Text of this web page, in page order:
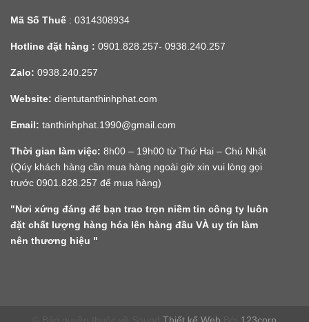
Mã Số Thuế : 0314308934
Hotline đặt hàng : 0901.828.257- 0938.240.257
Zalo: 0938.240.257
Website: dientutanthinhphat.com
Email: tanthinhphat.1990@gmail.com
Thời gian làm việc: 8h00 – 19h00 từ Thứ Hai – Chủ Nhật
(Qúy khách hàng cần mua hàng ngoài giờ xin vui lòng gọi
trước 0901.828.257 để mua hàng)
"Nơi xứng đáng để bạn trao trọn niềm tin công ty luôn
đặt chất lượng hàng hóa lên hàng đầu VÀ uy tín làm
nên thương hiệu "